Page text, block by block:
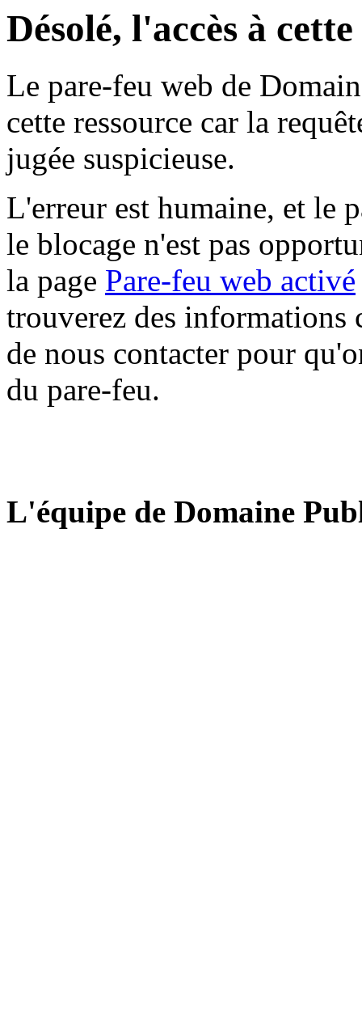
Désolé, l'accès à
Le pare-feu web de
cette ressource car la
jugée suspicieuse.
L'erreur est humaine, et le
le blocage n'est pas
la page Pare-feu web activé
trouverez des informations
de nous contacter pour
du pare-feu.
L'équipe de Domaine